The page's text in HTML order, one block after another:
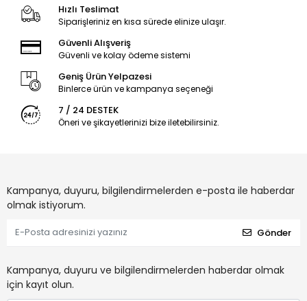
Hızlı Teslimat
Siparişleriniz en kısa sürede elinize ulaşır.
Güvenli Alışveriş
Güvenli ve kolay ödeme sistemi
Geniş Ürün Yelpazesi
Binlerce ürün ve kampanya seçeneği
7 / 24 DESTEK
Öneri ve şikayetlerinizi bize iletebilirsiniz.
Kampanya, duyuru, bilgilendirmelerden e-posta ile haberdar
olmak istiyorum.
Gönder
Kampanya, duyuru ve bilgilendirmelerden haberdar olmak
için kayıt olun.